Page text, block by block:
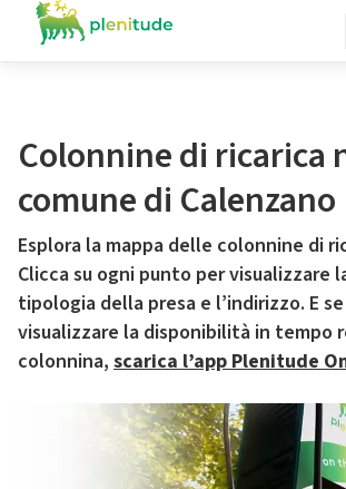
Colonnine di ricarica
comune di Calenzano
Esplora la mappa delle colonnine di
Clicca su ogni punto per visualizzare
tipologia della presa e l’indirizzo. E
visualizzare la disponibilità in tempo
colonnina, scarica l’app Plenitude